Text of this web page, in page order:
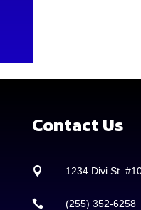
Contact Us
 1234 Divi St.
 (255) 352-6258